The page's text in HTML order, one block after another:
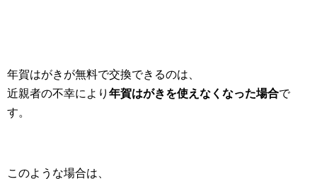
年賀はがきが無料で交換できるのは、
近親者の不幸により 年賀はがきを使えなくなった場合で
す。
このような場合は、